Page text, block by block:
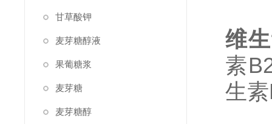
甘草酸钾
麦芽糖醇液
果葡糖浆
麦芽糖
麦芽糖醇
维
素
生